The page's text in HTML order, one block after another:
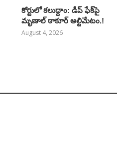
కోర్టులో కలుద్దాం: డీప్ ఫేక్‌పై
మృణాల్ ఠాకూర్ అల్టిమేటం.!
August 4, 2026